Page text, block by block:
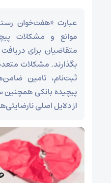
عبارت «هفت‌خوان
موانع و مشکلات
متقاضیان برای
بگذارند. مشکلات
ثبت‌نام، تامین
پیچیده بانکی
از دلایل اصلی